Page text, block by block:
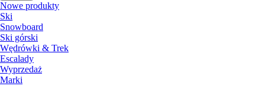
Nowe produkty
Ski
Snowboard
Ski górski
Wędrówki & Trek
Escalady
Wyprzedaż
Marki